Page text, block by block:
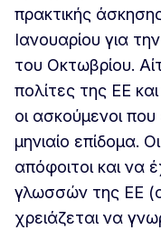
πρακτικής
Ιανουαρίου για
του Οκτωβρίου.
πολίτες της ΕΕ
οι ασκούμενοι
μηνιαίο επίδομα.
απόφοιτοι και να
γλωσσών της ΕΕ
χρειάζεται να